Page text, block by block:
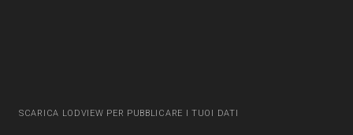
SCARICA LODVIEW PER PUBBLICARE I TUOI DATI